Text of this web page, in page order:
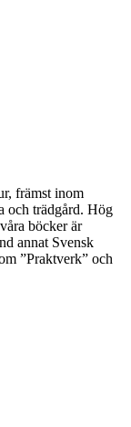
främst inom
och trädgård. Hög
böcker är
annat Svensk
”Praktverk” och